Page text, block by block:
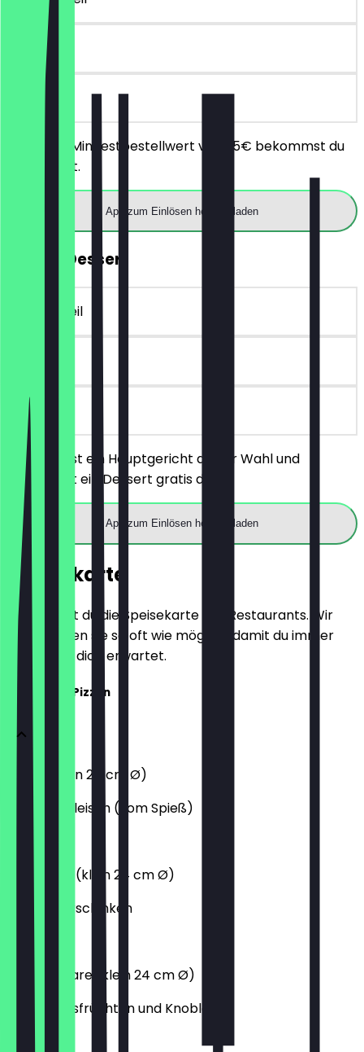
90 Tage
vor Ort
Ab einem Mindestbestellwert von 25€ bekommst du
10€ Rabatt.
App zum Einlösen herunterladen
GRATIS Dessert
~5 € Vorteil
vor Ort
Du bestellst ein Hauptgericht deiner Wahl und
bekommst ein Dessert gratis dazu.
App zum Einlösen herunterladen
Speisekarte
Hier findest du die Speisekarte des Restaurants. Wir
aktualisieren sie so oft wie möglich, damit du immer
weißt, was dich erwartet.
Klassische Pizzen
Gyros (klein 24 cm Ø)
mit Gyrosfleisch (vom Spieß)
Prosciutto (klein 24 cm Ø)
mit Vorderschinken
Frutti Di Mare (klein 24 cm Ø)
mit Meeresfrüchten und Knoblauch